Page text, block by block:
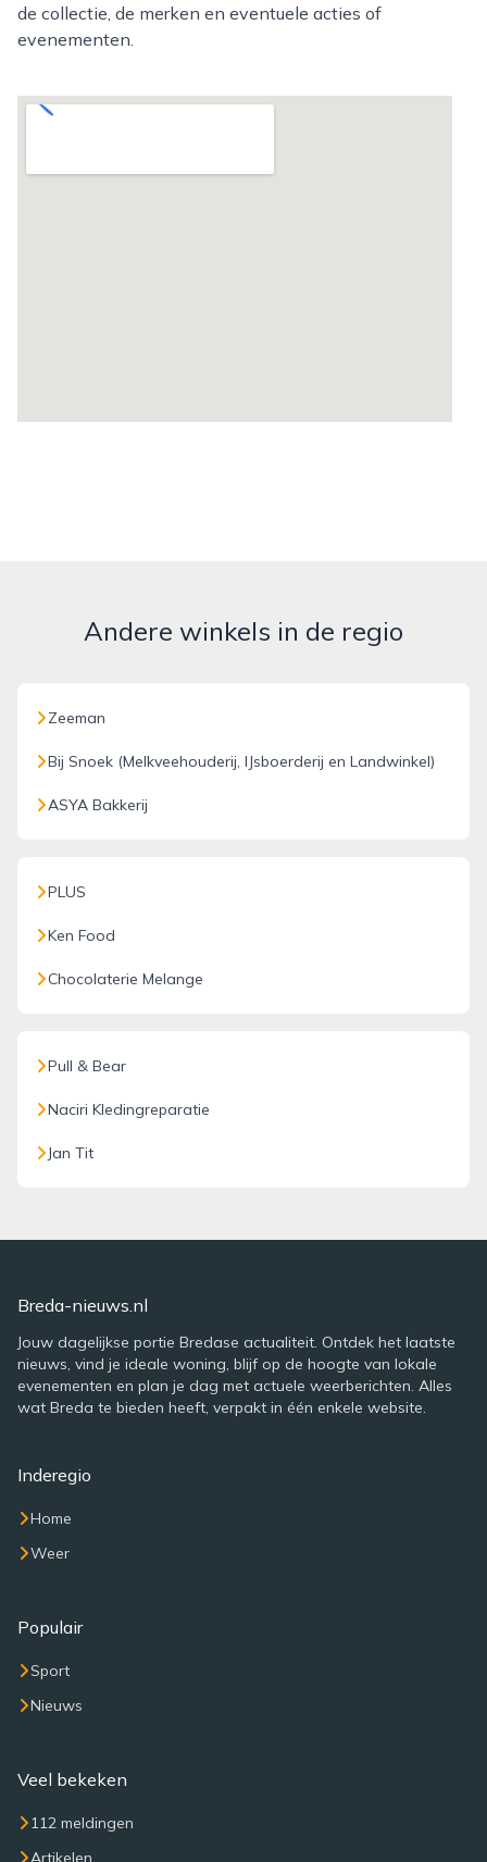
de collectie, de merken en eventuele acties of
evenementen.
Andere winkels in de regio
Zeeman
Bij Snoek (Melkveehouderij, IJsboerderij en Landwinkel)
ASYA Bakkerij
PLUS
Ken Food
Chocolaterie Melange
Pull & Bear
Naciri Kledingreparatie
Jan Tit
Breda-nieuws.nl
Jouw dagelijkse portie Bredase actualiteit. Ontdek het laatste
nieuws, vind je ideale woning, blijf op de hoogte van lokale
evenementen en plan je dag met actuele weerberichten. Alles
wat Breda te bieden heeft, verpakt in één enkele website.
Inderegio
Home
Weer
Populair
Sport
Nieuws
Veel bekeken
112 meldingen
Artikelen